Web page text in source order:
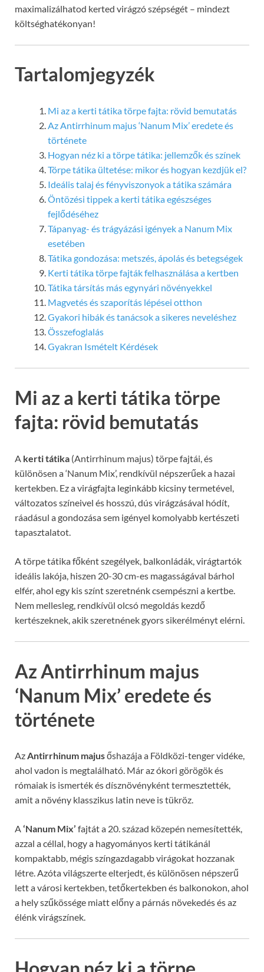
maximalizálhatod kerted virágzó szépségét – mindezt
költséghatékonyan!
Tartalomjegyzék
Mi az a kerti tátika törpe fajta: rövid bemutatás
Az Antirrhinum majus ‘Nanum Mix’ eredete és
története
Hogyan néz ki a törpe tátika: jellemzők és színek
Törpe tátika ültetése: mikor és hogyan kezdjük el?
Ideális talaj és fényviszonyok a tátika számára
Öntözési tippek a kerti tátika egészséges
fejlődéséhez
Tápanyag- és trágyázási igények a Nanum Mix
esetében
Tátika gondozása: metszés, ápolás és betegségek
Kerti tátika törpe fajták felhasználása a kertben
Tátika társítás más egynyári növényekkel
Magvetés és szaporítás lépései otthon
Gyakori hibák és tanácsok a sikeres neveléshez
Összefoglalás
Gyakran Ismételt Kérdések
Mi az a kerti tátika törpe
fajta: rövid bemutatás
A kerti tátika (Antirrhinum majus) törpe fajtái, és
különösen a ‘Nanum Mix’, rendkívül népszerűek a hazai
kertekben. Ez a virágfajta leginkább kicsiny termetével,
változatos színeivel és hosszú, dús virágzásával hódít,
ráadásul a gondozása sem igényel komolyabb kertészeti
tapasztalatot.
A törpe tátika főként szegélyek, balkonládák, virágtartók
ideális lakója, hiszen 20-30 cm-es magasságával bárhol
elfér, ahol egy kis színt szeretnénk csempészni a kertbe.
Nem mellesleg, rendkívül olcsó megoldás kezdő
kertészeknek, akik szeretnének gyors sikerélményt elérni.
Az Antirrhinum majus
‘Nanum Mix’ eredete és
története
AzAntirrhinum majusőshazája a Földközi-tenger vidéke,
ahol vadon is megtalálható. Már az ókori görögök és
rómaiak is ismerték és dísznövényként termesztették,
amit a növény klasszikus latin neve is tükröz.
A‘Nanum Mix’ fajtát a 20. század közepén nemesítették,
azzal a céllal, hogy a hagyományos kerti tátikánál
kompaktabb, mégis színgazdagabb virágokat hozzanak
létre. Azóta világszerte elterjedt, és különösen népszerű
lett a városi kertekben, tetőkertekben és balkonokon, ahol
a hely szűkössége miatt előny a párnás növekedés és az
élénk virágszínek.